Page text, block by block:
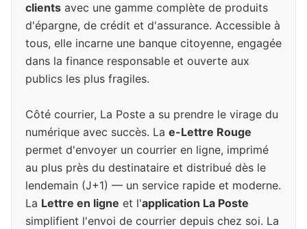
clients avec une gamme complète de produits
d'épargne, de crédit et d'assurance. Accessible à
tous, elle incarne une banque citoyenne, engagée
dans la finance responsable et ouverte aux
publics les plus fragiles.
Côté courrier, La Poste a su prendre le virage du
numérique avec succès. La e-Lettre Rouge
permet d'envoyer un courrier en ligne, imprimé
au plus près du destinataire et distribué dès le
lendemain (J+1) — un service rapide et moderne.
La Lettre en ligne et l'application La Poste
simplifient l'envoi de courrier depuis chez soi. La